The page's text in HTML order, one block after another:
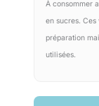
À consommer
en sucres.
préparation
utilisées.